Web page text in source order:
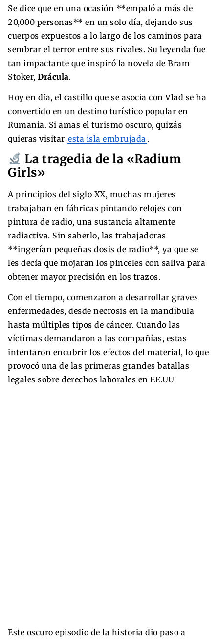
Se dice que en una ocasión **empaló a más de
20,000 personas** en un solo día, dejando sus
cuerpos expuestos a lo largo de los caminos para
sembrar el terror entre sus rivales. Su leyenda fue
tan impactante que inspiró la novela de Bram
Stoker, Drácula.
Hoy en día, el castillo que se asocia con Vlad se ha
convertido en un destino turístico popular en
Rumania. Si amas el turismo oscuro, quizás
quieras visitar esta isla embrujada .
La tragedia de la «Radium
Girls»
A principios del siglo XX, muchas mujeres
trabajaban en fábricas pintando relojes con
pintura de radio, una sustancia altamente
radiactiva. Sin saberlo, las trabajadoras
**ingerían pequeñas dosis de radio**, ya que se
les decía que mojaran los pinceles con saliva para
obtener mayor precisión en los trazos.
Con el tiempo, comenzaron a desarrollar graves
enfermedades, desde necrosis en la mandíbula
hasta múltiples tipos de cáncer. Cuando las
víctimas demandaron a las compañías, estas
intentaron encubrir los efectos del material, lo que
provocó una de las primeras grandes batallas
legales sobre derechos laborales en EE.UU.
Este oscuro episodio de la historia dio paso a